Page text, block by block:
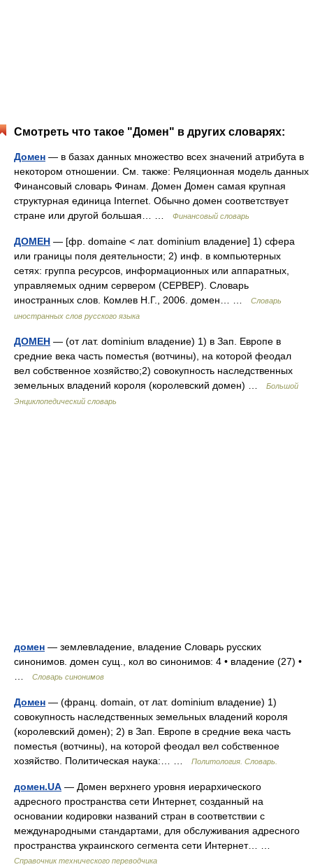
Смотреть что такое "Домен" в других словарях:
Домен — в базах данных множество всех значений атрибута в
некотором отношении. См. также: Реляционная модель данных
Финансовый словарь Финам. Домен Домен самая крупная
структурная единица Internet. Обычно домен соответствует
стране или другой большая… …
Финансовый словарь
ДОМЕН — [фр. domaine < лат. dominium владение] 1) сфера
или границы поля деятельности; 2) инф. в компьютерных
сетях: группа ресурсов, информационных или аппаратных,
управляемых одним сервером (СЕРВЕР). Словарь
иностранных слов. Комлев Н.Г., 2006. домен… …
Словарь
иностранных слов русского языка
ДОМЕН — (от лат. dominium владение) 1) в Зап. Европе в
средние века часть поместья (вотчины), на которой феодал
вел собственное хозяйство;2) совокупность наследственных
земельных владений короля (королевский домен) …
Большой
Энциклопедический словарь
домен — землевладение, владение Словарь русских
синонимов. домен сущ., кол во синонимов: 4 • владение (27) •
Словарь синонимов
Домен — (франц. domain, от лат. dominium владение) 1)
совокупность наследственных земельных владений короля
(королевский домен); 2) в Зап. Европе в средние века часть
поместья (вотчины), на которой феодал вел собственное
хозяйство. Политическая наука:… …
Политология. Словарь.
домен.UA — Домен верхнего уровня иерархического
адресного пространства сети Интернет, созданный на
основании кодировки названий стран в соответствии с
международными стандартами, для обслуживания адресного
пространства украинского сегмента сети Интернет… …
Справочник технического переводчика